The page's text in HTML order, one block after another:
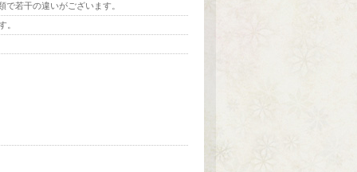
若干の違いがございます。
。